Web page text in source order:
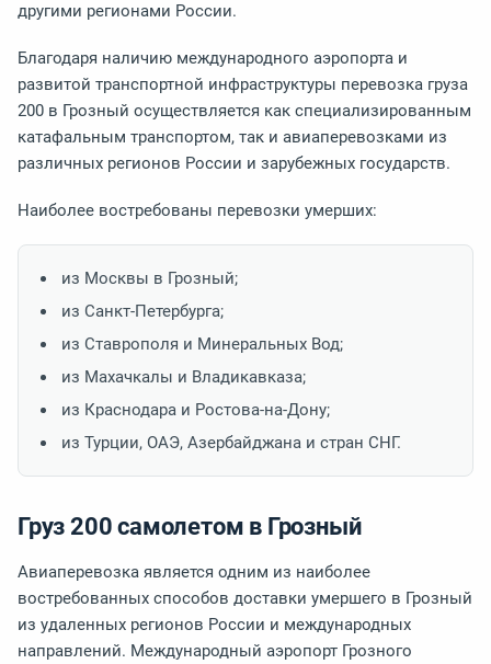
другими регионами России.
Благодаря наличию международного аэропорта и
развитой транспортной инфраструктуры перевозка груза
200 в Грозный осуществляется как специализированным
катафальным транспортом, так и авиаперевозками из
различных регионов России и зарубежных государств.
Наиболее востребованы перевозки умерших:
из Москвы в Грозный;
из Санкт-Петербурга;
из Ставрополя и Минеральных Вод;
из Махачкалы и Владикавказа;
из Краснодара и Ростова-на-Дону;
из Турции, ОАЭ, Азербайджана и стран СНГ.
Груз 200 самолетом в Грозный
Авиаперевозка является одним из наиболее
востребованных способов доставки умершего в Грозный
из удаленных регионов России и международных
направлений. Международный аэропорт Грозного